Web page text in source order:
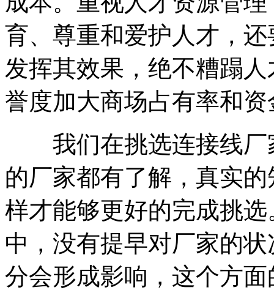
育、尊重和爱护人才，
发挥其效果，绝不糟蹋
誉度加大商场占有率和
我们在挑选连接线厂
的厂家都有了解，真实
样才能够更好的完成挑
中，没有提早对厂家的
分会形成影响，这个方